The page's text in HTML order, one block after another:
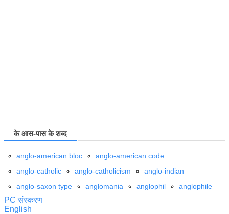
के आस-पास के शब्द
anglo-american bloc
anglo-american code
anglo-catholic
anglo-catholicism
anglo-indian
anglo-saxon type
anglomania anglophil anglophile
PC संस्करण
English